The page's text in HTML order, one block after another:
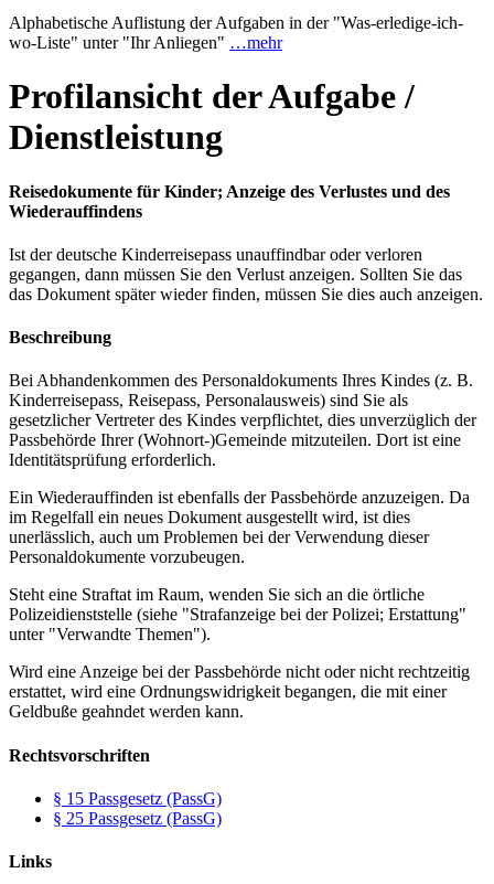
Alphabetische Auflistung der Aufgaben in der "Was-erledige-ich-
wo-Liste" unter "Ihr Anliegen" …mehr
Profilansicht der Aufgabe /
Dienstleistung
Reisedokumente für Kinder; Anzeige des Verlustes und des
Wiederauffindens
Ist der deutsche Kinderreisepass unauffindbar oder verloren
gegangen, dann müssen Sie den Verlust anzeigen. Sollten Sie das
das Dokument später wieder finden, müssen Sie dies auch anzeigen.
Beschreibung
Bei Abhandenkommen des Personaldokuments Ihres Kindes (z. B.
Kinderreisepass, Reisepass, Personalausweis) sind Sie als
gesetzlicher Vertreter des Kindes verpflichtet, dies unverzüglich der
Passbehörde Ihrer (Wohnort-)Gemeinde mitzuteilen. Dort ist eine
Identitätsprüfung erforderlich.
Ein Wiederauffinden ist ebenfalls der Passbehörde anzuzeigen. Da
im Regelfall ein neues Dokument ausgestellt wird, ist dies
unerlässlich, auch um Problemen bei der Verwendung dieser
Personaldokumente vorzubeugen.
Steht eine Straftat im Raum, wenden Sie sich an die örtliche
Polizeidienststelle (siehe "Strafanzeige bei der Polizei; Erstattung"
unter "Verwandte Themen").
Wird eine Anzeige bei der Passbehörde nicht oder nicht rechtzeitig
erstattet, wird eine Ordnungswidrigkeit begangen, die mit einer
Geldbuße geahndet werden kann.
Rechtsvorschriften
§ 15 Passgesetz (PassG)
§ 25 Passgesetz (PassG)
Links